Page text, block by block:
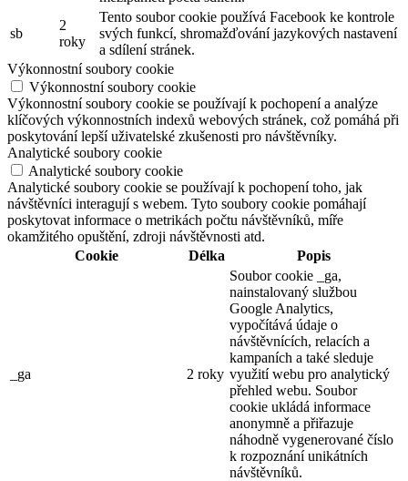
sb
2
roky
Tento soubor cookie používá Facebook ke kontrole
svých funkcí, shromažďování jazykových nastavení
a sdílení stránek.
Výkonnostní soubory cookie
Výkonnostní soubory cookie
Výkonnostní soubory cookie se používají k pochopení a analýze
klíčových výkonnostních indexů webových stránek, což pomáhá při
poskytování lepší uživatelské zkušenosti pro návštěvníky.
Analytické soubory cookie
Analytické soubory cookie
Analytické soubory cookie se používají k pochopení toho, jak
návštěvníci interagují s webem. Tyto soubory cookie pomáhají
poskytovat informace o metrikách počtu návštěvníků, míře
okamžitého opuštění, zdroji návštěvnosti atd.
Cookie
Délka Popis
_ga 2 roky
Soubor cookie _ga,
nainstalovaný službou
Google Analytics,
vypočítává údaje o
návštěvnících, relacích a
kampaních a také sleduje
využití webu pro analytický
přehled webu. Soubor
cookie ukládá informace
anonymně a přiřazuje
náhodně vygenerované číslo
k rozpoznání unikátních
návštěvníků.